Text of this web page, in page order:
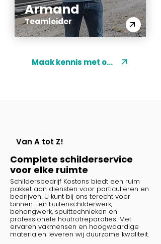
Armand
Teamleider
Maak kennis met ons
Van A tot Z!
Complete schilderservice
voor elke ruimte
Schildersbedrijf Kostons biedt een ruim
pakket aan diensten voor particulieren en
bedrijven. U kunt bij ons terecht voor
binnen- en buitenschilderwerk,
behangwerk, spuittechnieken en
professionele houtrotreparaties. Met
ervaren vakmensen en hoogwaardige
materialen leveren wij duurzame kwaliteit.